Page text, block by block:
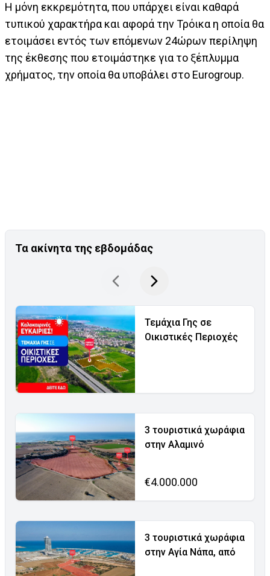
Η μόνη εκκρεμότητα, που υπάρχει είναι καθαρά
τυπικού χαρακτήρα και αφορά την Τρόικα η οποία θα
ετοιμάσει εντός των επόμενων 24ώρων περίληψη
της έκθεσης που ετοιμάστηκε για το ξέπλυμμα
χρήματος, την οποία θα υποβάλει στο Εurogroup.
Τα ακίνητα της εβδομάδας
Τεμάχια Γης σε
Οικιστικές Περιοχές
3 τουριστικά χωράφια
στην Αλαμινό
€4.000.000
3 τουριστικά χωράφια
στην Αγία Νάπα, από